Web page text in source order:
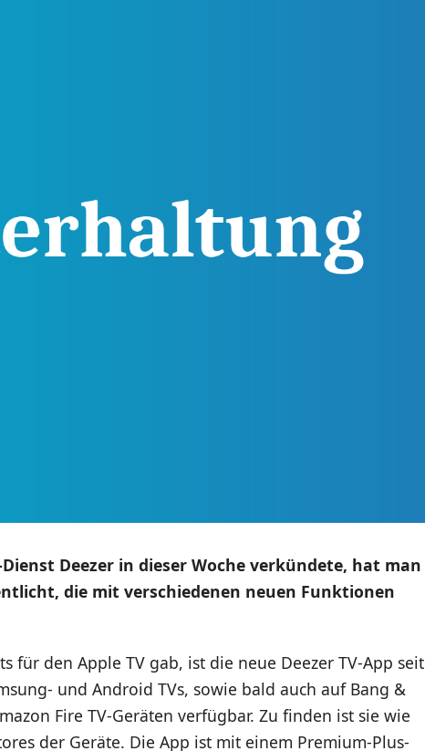
Deezer in dieser Woche verkündete, hat man
die mit verschiedenen neuen Funktionen
für den Apple TV gab, ist die neue Deezer TV-App seit
und Android TVs, sowie bald auch auf Bang &
Fire TV-Geräten verfügbar. Zu finden ist sie wie
der Geräte. Die App ist mit einem Premium-Plus-